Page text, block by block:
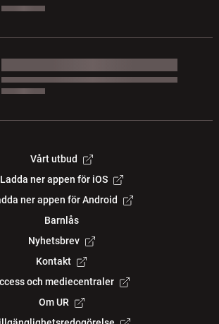
Vårt utbud
Ladda ner appen för iOS
ner appen för Android
Barnlås
Nyhetsbrev
Kontakt
och mediecentraler
Om UR